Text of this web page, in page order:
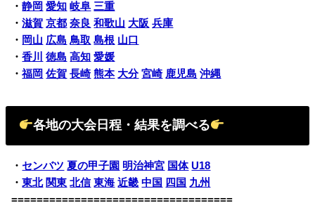
・静岡 愛知 岐阜 三重
・滋賀 京都 奈良 和歌山 大阪 兵庫
・ 岡山 広島 鳥取 島根 山口
・香川 徳島 高知 愛媛
・福岡 佐賀 長崎 熊本 大分 宮崎 鹿児島 沖縄
各地の大会日程・結果を調べる
・ センバツ 夏の甲子園 明治神宮 国体 U18
・東北 関東 北信 東海 近畿 中国 四国 九州
===================================